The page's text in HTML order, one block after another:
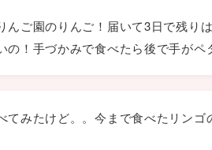
んご園のりんご！届いて3日で残
の！手づかみで食べたら後で手が
てみたけど。。今まで食べたリン